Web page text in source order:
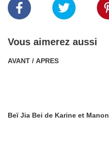
Vous aimerez aussi
AVANT / APRES
Beï Jia Bei de Karine et Manon